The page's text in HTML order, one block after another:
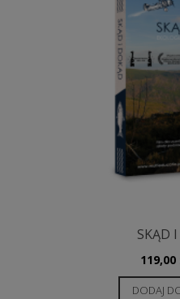
SKĄD
119,00
DODAJ